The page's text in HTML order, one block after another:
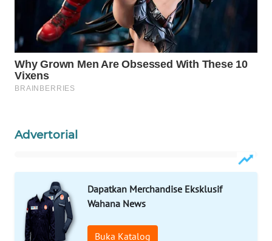
Advertorial
Dapatkan Merchandise Eksklusif
Wahana News
Buka Katalog
WAHANA
OTOMOTIF
WAHANA
HEALTH
WISATA
LAPAK
WAHANA
Wahana
Network